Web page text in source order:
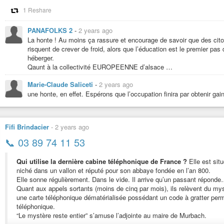
Souvenir français ont été mis en veille par manque d’adhérents et de
quatre. Si je démissionne, c’est dix-sept ans de travail qui vont
ont déjà envoyé des courriels de soutien après avoir appris sa mise en
#Politique #Alsace #Guerre #ExtremeDroite #RN #Presidentielle
🄾🅽🅈🆇
« Nous savons que Benoît Sigrist traverse une passe difficile », assure
contacts réguliers avec lui en ce sens », faisant référence au mail envoyé
Théo Bernhardt quant à lui refuse d’endosser la responsabilité de cette
communiqué, puis dans ma vidéo. J’ai même répondu aux commentaires
répondre à la haine par la haine. »
Face aux insultes, Benoît Sigrist, qui n’est présent que sur Facebook,
peur pour ma famille si leurs noms sont aussi diffusés. La possibilité de
maison ou ma voiture m’inquiètent aussi. »
Mercredi 13 août, Benoît Sigrist a annoncé aux membres de son comité
français ont été mis en veille par manque d’adhérents et de bénévoles,
la tête de l’antenne de Wœrth, Benoît Sigrist doute de la survie de son
c’est dix-sept ans de travail qui vont disparaître », regrette-t-il. Plusieurs
soutien après avoir appris sa mise en retrait.
#Politique #Alsace #Guerre
Le président du Souvenir français d’un village du Bas-Rhin
Après un discours dénonçant les idées d’extrême droite, le comité du
direction régionale. Benoît Sigrist, qui a prononcé le discours, est vis…
1 Reshare
PANAFOLKS 2 - 2 years ago
La honte ! Au moins ça rassure et encourage de savoir que des
risquent de crever de froid, alors que l’éducation est le premier
héberger.
Qaunt à la collectivité EUROPEENNE d’alsace …
Marie-Claude Saliceti - 2 years ago
une honte, en effet. Espérons que l’occupation finira par obtenir
Fifi Brindacier - 2 years ago
📞 03 89 74 11 53
Qui utilise la dernière cabine téléphonique de France ? Elle est
niché dans un vallon et réputé pour son abbaye fondée en l’an 800.
Elle sonne régulièrement. Dans le vide. Il arrive qu’un passant
Quant aux appels sortants (moins de cinq par mois), ils relèvent du
une carte téléphonique dématérialisée possédant un code à gratter
téléphonique.
“Le mystère reste entier” s’amuse l’adjointe au maire de Murbach.